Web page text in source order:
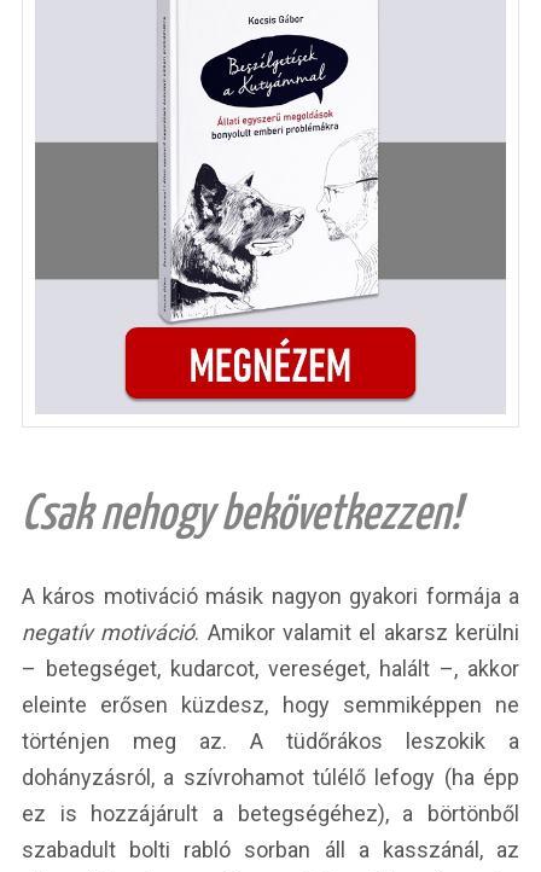
Csak nehogy bekövetkezzen!
A káros motiváció másik nagyon gyakori formája a
negatív motiváció. Amikor valamit el akarsz kerülni
– betegséget, kudarcot, vereséget, halált –, akkor
eleinte erősen küzdesz, hogy semmiképpen ne
történjen meg az. A tüdőrákos leszokik a
dohányzásról, a szívrohamot túlélő lefogy (ha épp
ez is hozzájárult a betegségéhez), a börtönből
szabadult bolti rabló sorban áll a kasszánál, az